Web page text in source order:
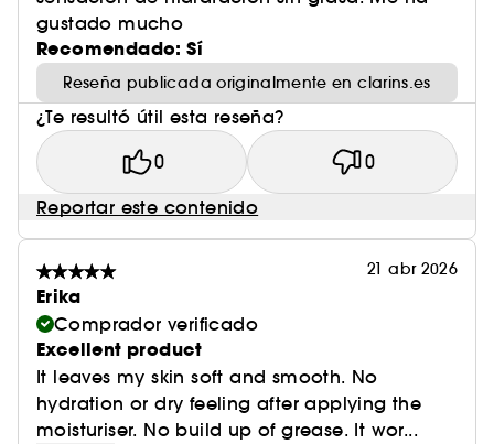
gustado mucho
Recomendado: Sí
Reseña publicada originalmente en clarins.es
¿Te resultó útil esta reseña?
0 0
Reportar este contenido
21 abr 2026
Erika
Comprador verificado
Excellent product
It leaves my skin soft and smooth. No
hydration or dry feeling after applying the
moisturiser. No build up of grease. It wor...